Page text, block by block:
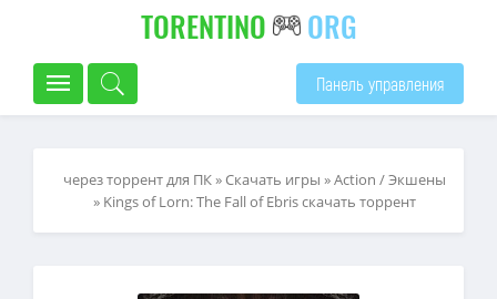
TORENTINO ORG
Панель управления
через торрент для ПК»Скачать игры »Action / Экшены
» Kings of Lorn: The Fall of Ebris скачать торрент